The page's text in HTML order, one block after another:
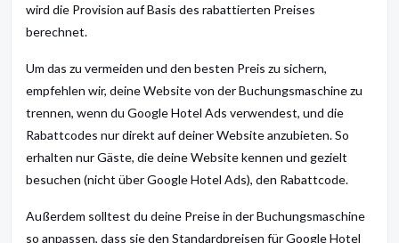
wird die Provision auf Basis des rabattierten Preises
berechnet.
Um das zu vermeiden und den besten Preis zu sichern,
empfehlen wir, deine Website von der Buchungsmaschine zu
trennen, wenn du Google Hotel Ads verwendest, und die
Rabattcodes nur direkt auf deiner Website anzubieten. So
erhalten nur Gäste, die deine Website kennen und gezielt
besuchen (nicht über Google Hotel Ads), den Rabattcode.
Außerdem solltest du deine Preise in der Buchungsmaschine
so anpassen, dass sie den Standardpreisen für Google Hotel